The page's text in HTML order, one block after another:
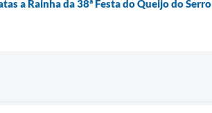
a Rainha da 38ª Festa do Queijo do Serro